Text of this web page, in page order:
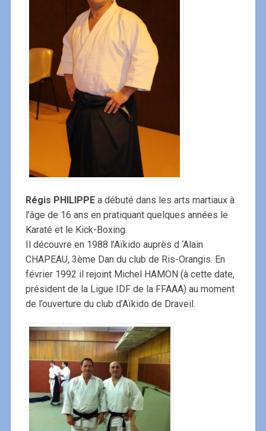
Régis PHILIPPEa débuté dans les arts martiaux à
l’âge de 16 ans en pratiquant quelques années le
Karaté et le Kick-Boxing.
Il découvre en 1988 l’Aïkido auprès d ‘Alain
CHAPEAU, 3ème Dan du club de Ris-Orangis. En
février 1992 il rejoint Michel HAMON (à cette date,
président de la Ligue IDF de la FFAAA) au moment
de l’ouverture du club d’Aïkido de Draveil.